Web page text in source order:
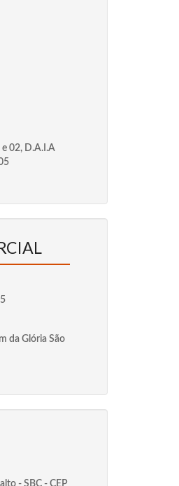
02, D.A.I.A
da Glória São
- SBC - CEP